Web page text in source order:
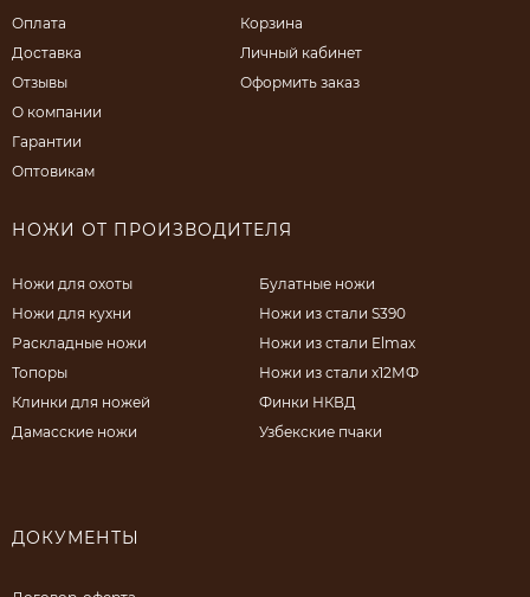
Оплата
Доставка
Отзывы
О компании
Гарантии
Оптовикам
Корзина
Личный кабинет
Оформить заказ
НОЖИ ОТ ПРОИЗВОДИТЕЛЯ
Ножи для охоты
Ножи для кухни
Раскладные ножи
Топоры
Клинки для ножей
Дамасские ножи
Булатные ножи
Ножи из стали S390
Ножи из стали Elmax
Ножи из стали х12МФ
Финки НКВД
Узбекские пчаки
ДОКУМЕНТЫ